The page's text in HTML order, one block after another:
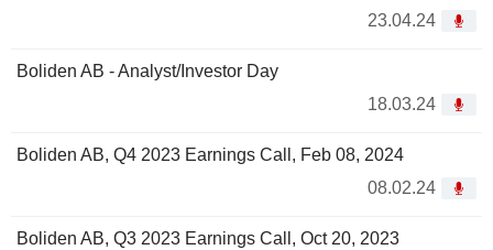
23.04.24
Boliden AB - Analyst/Investor Day
18.03.24
Boliden AB, Q4 2023 Earnings Call, Feb 08, 2024
08.02.24
Boliden AB, Q3 2023 Earnings Call, Oct 20, 2023